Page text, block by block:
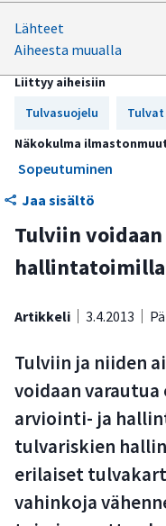
Ilmastonmuutos lisää
tulvariskejä
Tulvariskien hallintaa
keskukset ja kunnat
ja tulvariskikarttoja
Tulvariskien
toimenpiteet
Tulvariskejä voidaan
suunnittelulla
Alimmista
Lähteet
Aiheesta muualla
Liittyy aiheisiin
Tulvasuojelu
Tulvat
Näkokulma
Sopeutuminen
Jaa sisältö
Tulviin
hallintatoimilla
Artikkeli 3.4.2013
Tulviin ja niiden
voidaan
arviointi- ja
tulvariskien
erilaiset
vahinkoja